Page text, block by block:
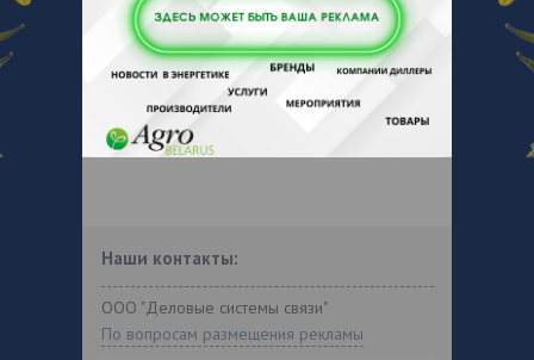
Чтобы оставить комментарий или
выставить рейтинг, нужно
Зарегистрироваться
Наши контакты:
ООО "Деловые системы связи"
По вопросам размещения рекламы